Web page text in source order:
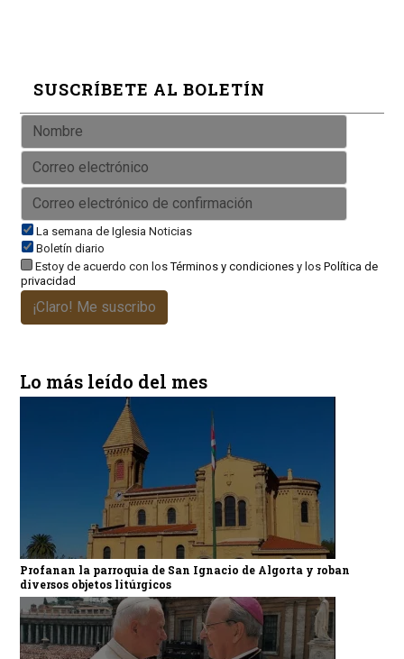
SUSCRÍBETE AL BOLETÍN
La semana de Iglesia Noticias
Boletín diario
Estoy de acuerdo con losTérminos y condicionesy los Política de
privacidad
¡Claro! Me suscribo
Lo más leído del mes
Profanan la parroquia de San Ignacio de Algorta y roban
diversos objetos litúrgicos